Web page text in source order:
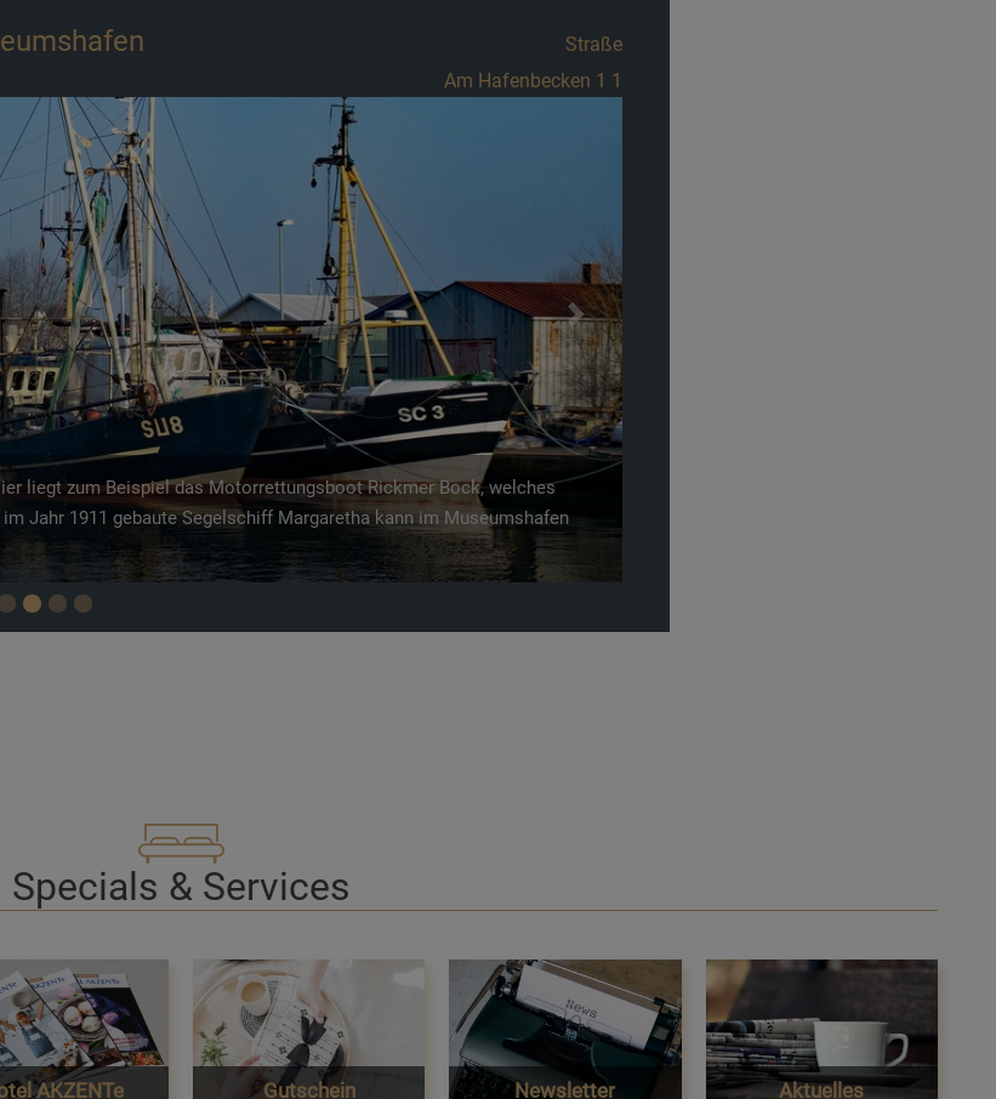
Straße
Am Hafenbecken 1 1
liegt zum Beispiel das Motorrettungsboot Rickmer Bock, welches
Jahr 1911 gebaute Segelschiff Margaretha kann im Museumshafen
Next
Specials & Services
AKZENTe Gutschein Newsletter Aktuelles